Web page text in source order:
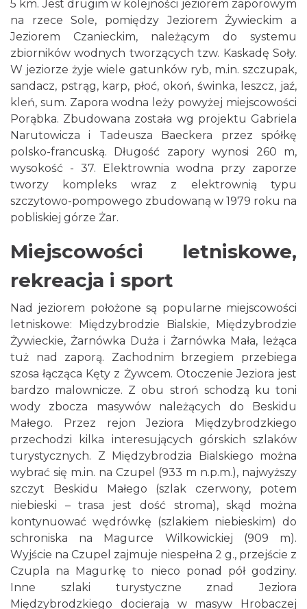
5 km. Jest drugim w kolejności jeziorem zaporowym
na rzece Sole, pomiędzy Jeziorem Żywieckim a
Jeziorem Czanieckim, należącym do systemu
zbiorników wodnych tworzących tzw. Kaskadę Soły.
W jeziorze żyje wiele gatunków ryb, m.in. szczupak,
sandacz, pstrąg, karp, płoć, okoń, świnka, leszcz, jaź,
kleń, sum. Zapora wodna leży powyżej miejscowości
Porąbka. Zbudowana została wg projektu Gabriela
Narutowicza i Tadeusza Baeckera przez spółkę
polsko-francuską. Długość zapory wynosi 260 m,
wysokość - 37. Elektrownia wodna przy zaporze
tworzy kompleks wraz z elektrownią typu
szczytowo-pompowego zbudowaną w 1979 roku na
pobliskiej górze Żar.
Miejscowości letniskowe,
rekreacja i sport
Nad jeziorem położone są popularne miejscowości
letniskowe: Międzybrodzie Bialskie, Międzybrodzie
Żywieckie, Żarnówka Duża i Żarnówka Mała, leżąca
tuż nad zaporą. Zachodnim brzegiem przebiega
szosa łącząca Kęty z Żywcem. Otoczenie Jeziora jest
bardzo malownicze. Z obu stroń schodzą ku toni
wody zbocza masywów należących do Beskidu
Małego. Przez rejon Jeziora Międzybrodzkiego
przechodzi kilka interesujących górskich szlaków
turystycznych. Z Międzybrodzia Bialskiego można
wybrać się m.in. na Czupel (933 m n.p.m.), najwyższy
szczyt Beskidu Małego (szlak czerwony, potem
niebieski – trasa jest dość stroma), skąd można
kontynuować wędrówkę (szlakiem niebieskim) do
schroniska na Magurce Wilkowickiej (909 m).
Wyjście na Czupel zajmuje niespełna 2 g., przejście z
Czupla na Magurkę to nieco ponad pół godziny.
Inne szlaki turystyczne znad Jeziora
Międzybrodzkiego docierają w masyw Hrobaczej